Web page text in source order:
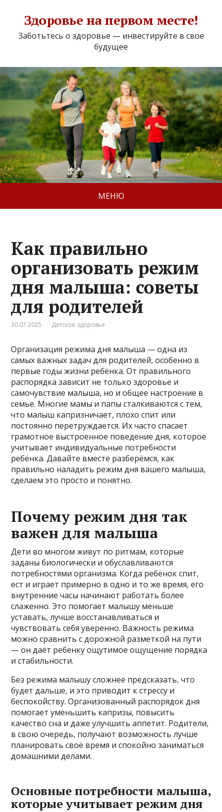
Здоровье на первом месте!
Заботьтесь о здоровье — инвестируйте в свое
будущее
МЕНЮ
Как правильно
организовать режим
дня малыша: советы
для родителей
30.07.2025 Детское здоровье
Организация режима дня малыша — одна из
самых важных задач для родителей, особенно в
первые годы жизни ребёнка. От правильного
распорядка зависит не только здоровье и
самочувствие малыша, но и общее настроение в
семье. Многие мамы и папы сталкиваются с тем,
что малыш капризничает, плохо спит или
постоянно перетруждается. Их часто спасает
грамотное выстроенное поведение дня, которое
учитывает индивидуальные потребности
ребёнка. Давайте вместе разберёмся, как
правильно наладить режим дня вашего малыша,
сделаем это просто и понятно.
Почему режим дня так
важен для малыша
Дети во многом живут по ритмам, которые
заданы биологически и обуславливаются
потребностями организма. Когда ребёнок спит,
ест и играет примерно в одно и то же время, его
внутренние часы начинают работать более
слаженно. Это помогает малышу меньше
уставать, лучше восстанавливаться и
чувствовать себя уверенно. Важность режима
можно сравнить с дорожной разметкой на пути
— он даёт ребенку ощутимое ощущение порядка
и стабильности.
Без режима малышу сложнее предсказать, что
будет дальше, и это приводит к стрессу и
беспокойству. Организованный распорядок дня
помогает уменьшить капризы, повысить
качество сна и даже улучшить аппетит. Родители,
в свою очередь, получают возможность лучше
планировать своё время и спокойно заниматься
домашними делами.
Основные потребности малыша,
которые учитывает режим дня